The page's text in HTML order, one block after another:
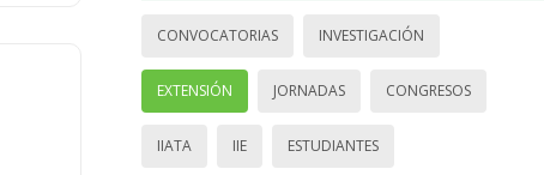
CONVOCATORIAS INVESTIGACIÓN
EXTENSIÓN JORNADAS CONGRESOS
IIATA IIE ESTUDIANTES